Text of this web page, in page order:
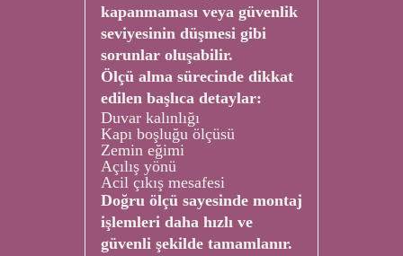
kapanmaması veya güvenlik
seviyesinin düşmesi gibi
sorunlar oluşabilir.
Ölçü alma sürecinde dikkat
edilen başlıca detaylar:
Duvar kalınlığı
Kapı boşluğu ölçüsü
Zemin eğimi
Açılış yönü
Acil çıkış mesafesi
Doğru ölçü sayesinde montaj
işlemleri daha hızlı ve
güvenli şekilde tamamlanır.